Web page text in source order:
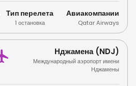
Тип перелета
1 остановка
Авиакомпании
Qatar Airways
Нджамена (NDJ)
Международный аэропорт имени
Нджамены